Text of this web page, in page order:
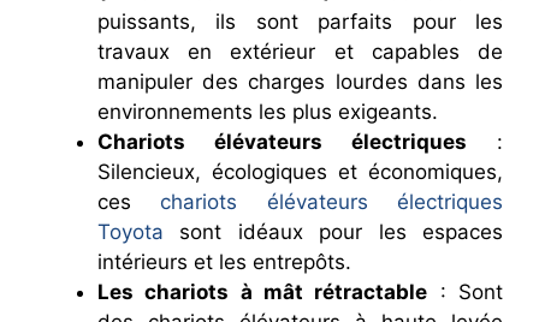
puissants, ils sont parfaits pour les
travaux en extérieur et capables de
manipuler des charges lourdes dans les
environnements les plus exigeants.
Chariots élévateurs électriques :
Silencieux, écologiques et économiques,
ceschariots élévateurs électriques
Toyota sont idéaux pour les espaces
intérieurs et les entrepôts.
Les chariots à mât rétractable : Sont